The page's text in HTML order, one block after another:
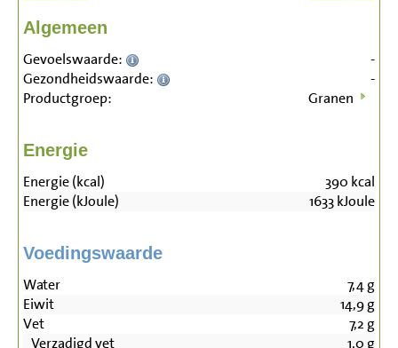
Algemeen
Gevoelswaarde:
-
Gezondheidswaarde:
-
Productgroep:
Granen
Energie
Energie (kcal) 390 kcal
Energie (kJoule)
1633kJoule
Voedingswaarde
Water 7,4g
Eiwit
14,9g
Vet
7,2 g
Verzadigd vet
1,0 g